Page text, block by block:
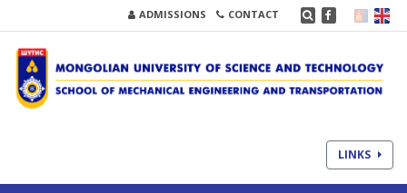
ADMISSIONS CONTACT
LINKS